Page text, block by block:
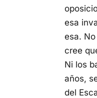
esa
esa.
cree
Ni los
años,
del